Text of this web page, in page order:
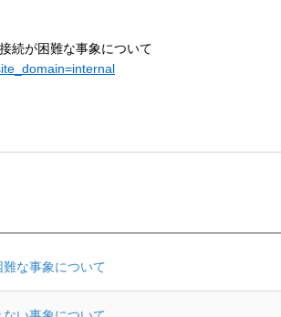
が困難な事象について
な事象について